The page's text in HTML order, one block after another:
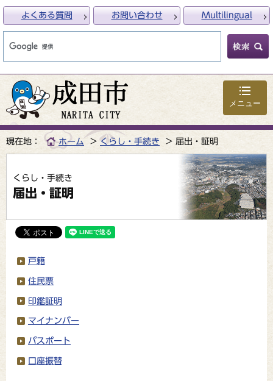
メニュー
よくある質問 お問い合わせ Multilingual
現在地： ホーム くらし・手続き 届出・証明
くらし・手続き
届出・証明
戸籍
住民票
印鑑証明
マイナンバー
パスポート
口座振替